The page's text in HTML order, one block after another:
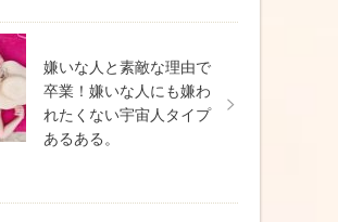
嫌いな人と素敵な理由で
卒業！嫌いな人にも嫌わ
れたくない宇宙人タイプ
あるある。